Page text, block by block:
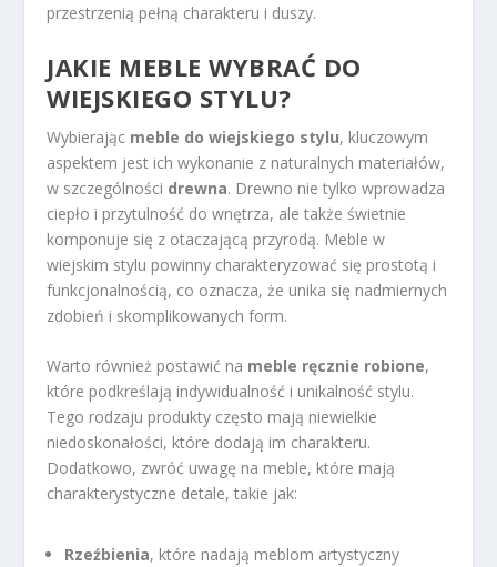
przestrzenią pełną charakteru i duszy.
JAKIE MEBLE WYBRAĆ DO
WIEJSKIEGO STYLU?
Wybierając meble do wiejskiego stylu, kluczowym
aspektem jest ich wykonanie z naturalnych materiałów,
w szczególności drewna. Drewno nie tylko wprowadza
ciepło i przytulność do wnętrza, ale także świetnie
komponuje się z otaczającą przyrodą. Meble w
wiejskim stylu powinny charakteryzować się prostotą i
funkcjonalnością, co oznacza, że unika się nadmiernych
zdobień i skomplikowanych form.
Warto również postawić na meble ręcznie robione,
które podkreślają indywidualność i unikalność stylu.
Tego rodzaju produkty często mają niewielkie
niedoskonałości, które dodają im charakteru.
Dodatkowo, zwróć uwagę na meble, które mają
charakterystyczne detale, takie jak:
Rzeźbienia, które nadają meblom artystyczny